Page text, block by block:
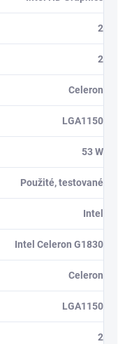
2
2
Celeron
LGA1150
53 W
Použité, testované
Intel
Intel Celeron G1830
Celeron
LGA1150
2